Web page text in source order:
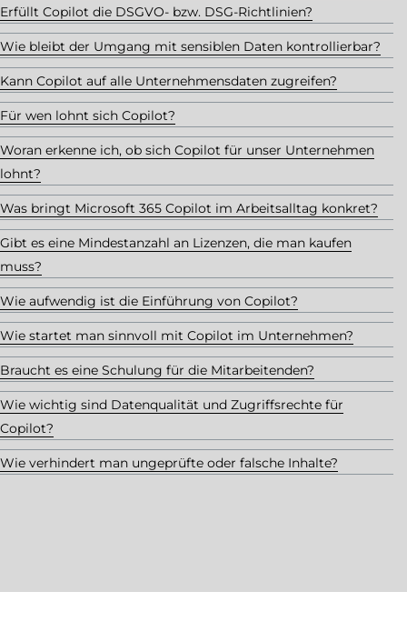
Erfüllt Copilot die DSGVO- bzw. DSG-Richtlinien?
Wie bleibt der Umgang mit sensiblen Daten kontrollierbar?
Kann Copilot auf alle Unternehmensdaten zugreifen?
Für wen lohnt sich Copilot?
Woran erkenne ich, ob sich Copilot für unser Unternehmen
lohnt?
Was bringt Microsoft 365 Copilot im Arbeitsalltag konkret?
Gibt es eine Mindestanzahl an Lizenzen, die man kaufen
muss?
Wie aufwendig ist die Einführung von Copilot?
Wie startet man sinnvoll mit Copilot im Unternehmen?
Braucht es eine Schulung für die Mitarbeitenden?
Wie wichtig sind Datenqualität und Zugriffsrechte für
Copilot?
Wie verhindert man ungeprüfte oder falsche Inhalte?